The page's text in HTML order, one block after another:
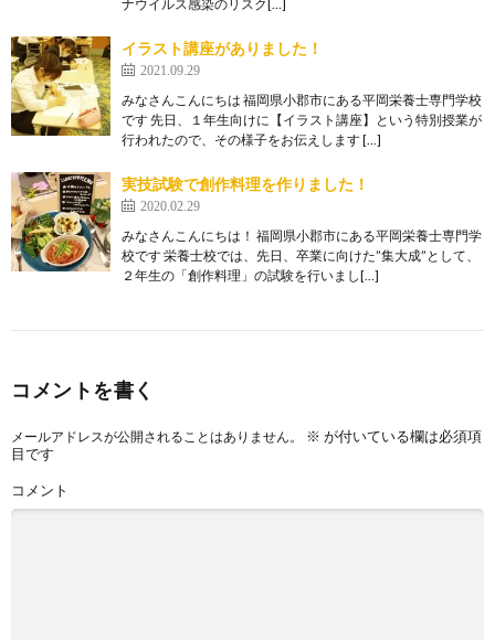
ナウイルス感染のリスク[…]
イラスト講座がありました！
2021.09.29
みなさんこんにちは 福岡県小郡市にある平岡栄養士専門学校
です 先日、１年生向けに【イラスト講座】という特別授業が
行われたので、その様子をお伝えします […]
実技試験で創作料理を作りました！
2020.02.29
みなさんこんにちは！ 福岡県小郡市にある平岡栄養士専門学
校です 栄養士校では、先日、卒業に向けた”集大成”として、
２年生の「創作料理」の試験を行いまし[…]
コメントを書く
メールアドレスが公開されることはありません。 ※ が付いている欄は必須項
目です
コメント